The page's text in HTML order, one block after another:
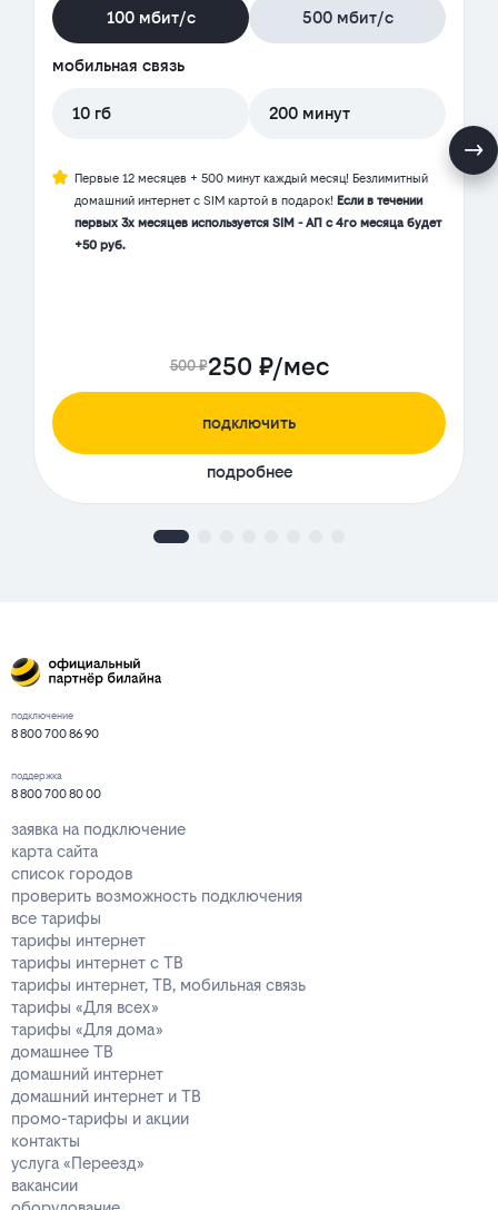
100 мбит/с 500 мбит/с
мобильная связь
10 гб 200 минут
Первые 12 месяцев + 500 минут каждый месяц! Безлимитный
домашний интернет с SIM картой в подарок! Если в течении
первых 3х месяцев используется SIM - АП с 4го месяца будет
+50 руб.
500 ₽250 ₽/мес
подключить
подробнее
подключение
8 800 700 86 90
поддержка
8 800 700 80 00
заявка на подключение
карта сайта
список городов
проверить возможность подключения
все тарифы
тарифы интернет
тарифы интернет с ТВ
тарифы интернет, ТВ, мобильная связь
тарифы «Для всех»
тарифы «Для дома»
домашнее ТВ
домашний интернет
домашний интернет и ТВ
промо-тарифы и акции
контакты
услуга «Переезд»
вакансии